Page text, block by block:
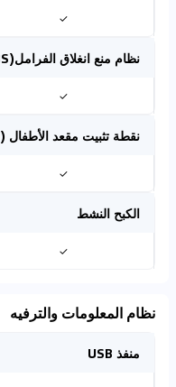
✓
نظام منع انغلاق الفرامل(ABS)
✓
نقطة تثبيت مقعد الأطفال (ISOFIX)
✓
الكبح النشط
✓
نظام المعلومات والترفيه
منفذ USB